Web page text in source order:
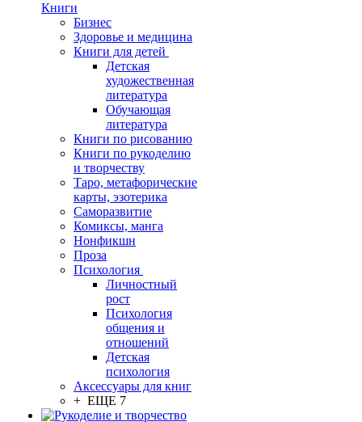
Книги
Бизнес
Здоровье и медицина
Книги для детей
Детская
художественная
литература
Обучающая
литература
Книги по рисованию
Книги по рукоделию
и творчеству
Таро, метафорические
карты, эзотерика
Саморазвитие
Комиксы, манга
Нонфикшн
Проза
Психология
Личностный
рост
Психология
общения и
отношений
Детская
психология
Аксессуары для книг
+ ЕЩЕ 7